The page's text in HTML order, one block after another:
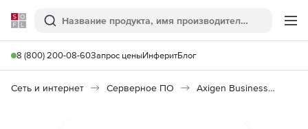
Softline
Поиск
8 (800) 200-08-60Запрос ценыИнферитБлог
Сеть и интернет Серверное ПО Axigen Business Messaging 10.0